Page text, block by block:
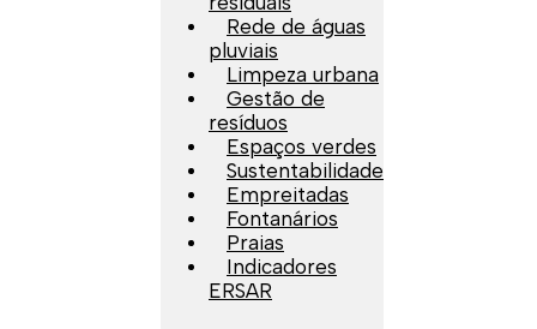
Rede de águas
pluviais
Limpeza urbana
Gestão de
resíduos
Espaços verdes
Sustentabilidade
Empreitadas
Fontanários
Praias
Indicadores
ERSAR